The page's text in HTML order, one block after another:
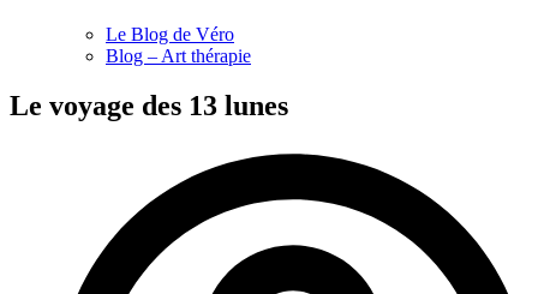
Le Blog de Véro
Blog – Art thérapie
Le voyage des 13 lunes